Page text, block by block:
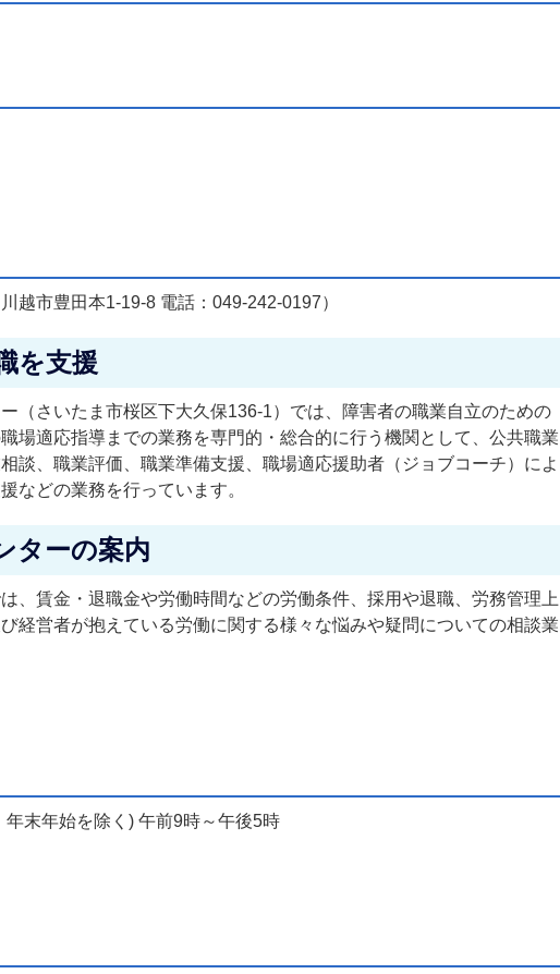
越市豊田本1-19-8 電話：049-242-0197）
を支援
（さいたま市桜区下大久保136-1）では、障害者の職業自立のための
場適応指導までの業務を専門的・総合的に行う機関として、公共職業
談、職業評価、職業準備支援、職場適応援助者（ジョブコーチ）によ
などの業務を行っています。
ターの案内
、賃金・退職金や労働時間などの労働条件、採用や退職、労務管理上
経営者が抱えている労働に関する様々な悩みや疑問についての相談業
年末年始を除く) 午前9時～午後5時